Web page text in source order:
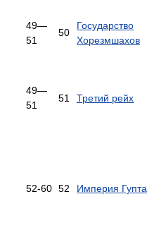
49—
51
50
Государство
Хорезмшахов
49—
51
51 Третий рейх
52-60 52 Империя Гупта